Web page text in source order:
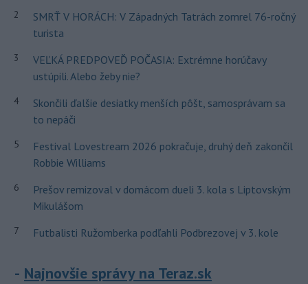
2
SMRŤ V HORÁCH: V Západných Tatrách zomrel 76-ročný
turista
3
VEĽKÁ PREDPOVEĎ POČASIA: Extrémne horúčavy
ustúpili. Alebo žeby nie?
4
Skončili ďalšie desiatky menších pôšt, samosprávam sa
to nepáči
5
Festival Lovestream 2026 pokračuje, druhý deň zakončil
Robbie Williams
6
Prešov remizoval v domácom dueli 3. kola s Liptovským
Mikulášom
7 Futbalisti Ružomberka podľahli Podbrezovej v 3. kole
Najnovšie správy na Teraz.sk